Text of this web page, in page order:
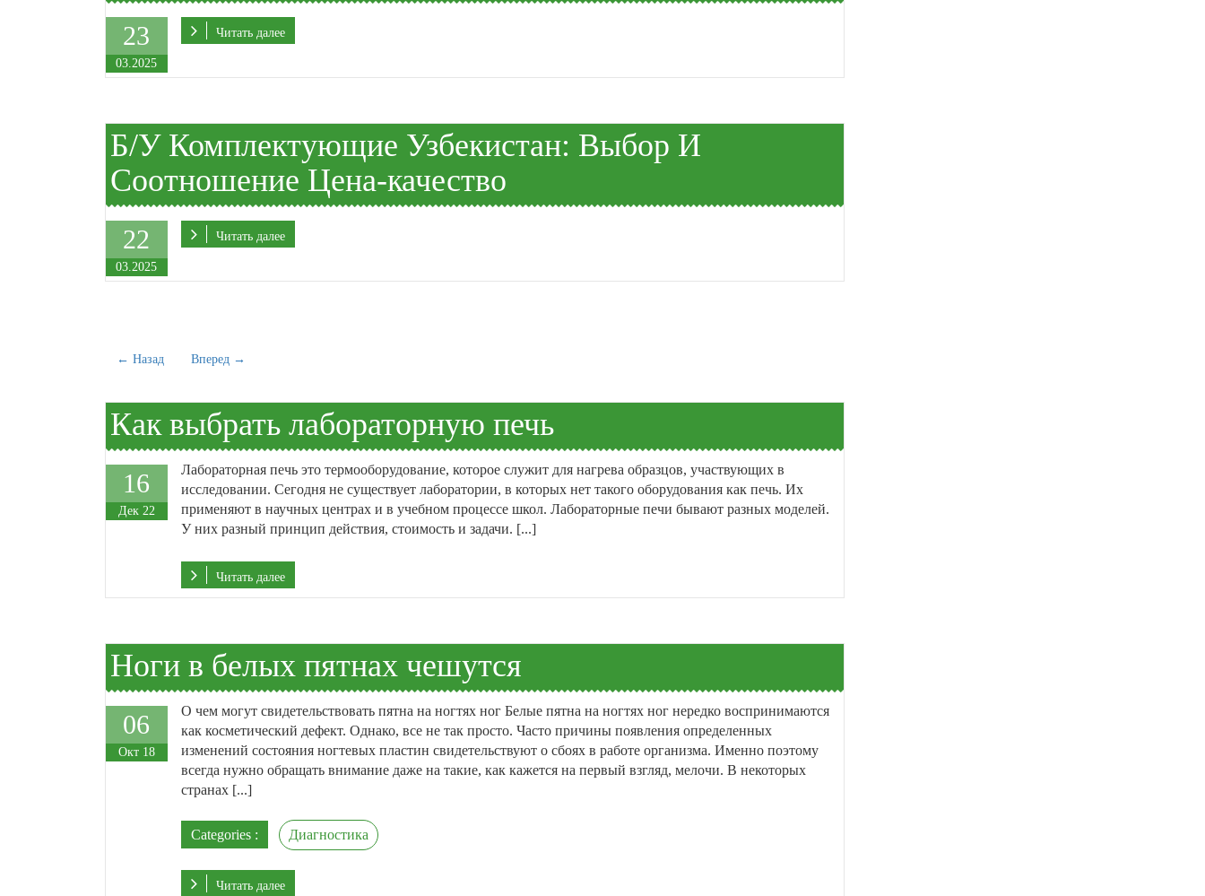
23
03.2025
Читать далее
Б/У Комплектующие Узбекистан: Выбор И
Соотношение Цена-качество
22
03.2025
Читать далее
← Назад Вперед →
Как выбрать лабораторную печь
16
Дек 22
Лабораторная печь это термооборудование, которое служит для нагрева образцов, участвующих в
исследовании. Сегодня не существует лаборатории, в которых нет такого оборудования как печь. Их
применяют в научных центрах и в учебном процессе школ. Лабораторные печи бывают разных моделей.
У них разный принцип действия, стоимость и задачи. [...]
Читать далее
Ноги в белых пятнах чешутся
06
Окт 18
О чем могут свидетельствовать пятна на ногтях ног Белые пятна на ногтях ног нередко воспринимаются
как косметический дефект. Однако, все не так просто. Часто причины появления определенных
изменений состояния ногтевых пластин свидетельствуют о сбоях в работе организма. Именно поэтому
всегда нужно обращать внимание даже на такие, как кажется на первый взгляд, мелочи. В некоторых
странах [...]
Categories : Диагностика
Читать далее